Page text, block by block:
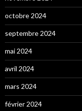
octobre 2024
septembre 2024
mai 2024
avril 2024
mars 2024
février 2024